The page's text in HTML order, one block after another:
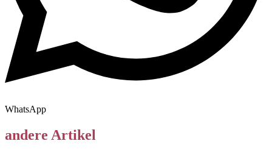
WhatsApp
andere Artikel